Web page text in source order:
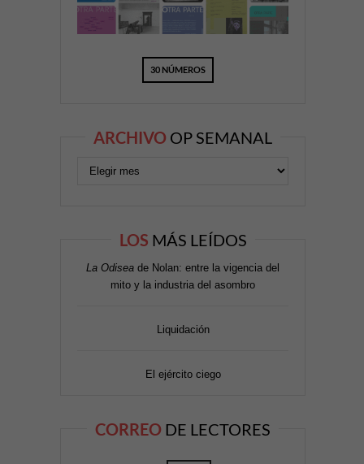
30 NÚMEROS
ARCHIVO OP SEMANAL
LOS MÁS LEÍDOS
La Odisea de Nolan: entre la vigencia del
mito y la industria del asombro
Liquidación
El ejército ciego
CORREO DE LECTORES